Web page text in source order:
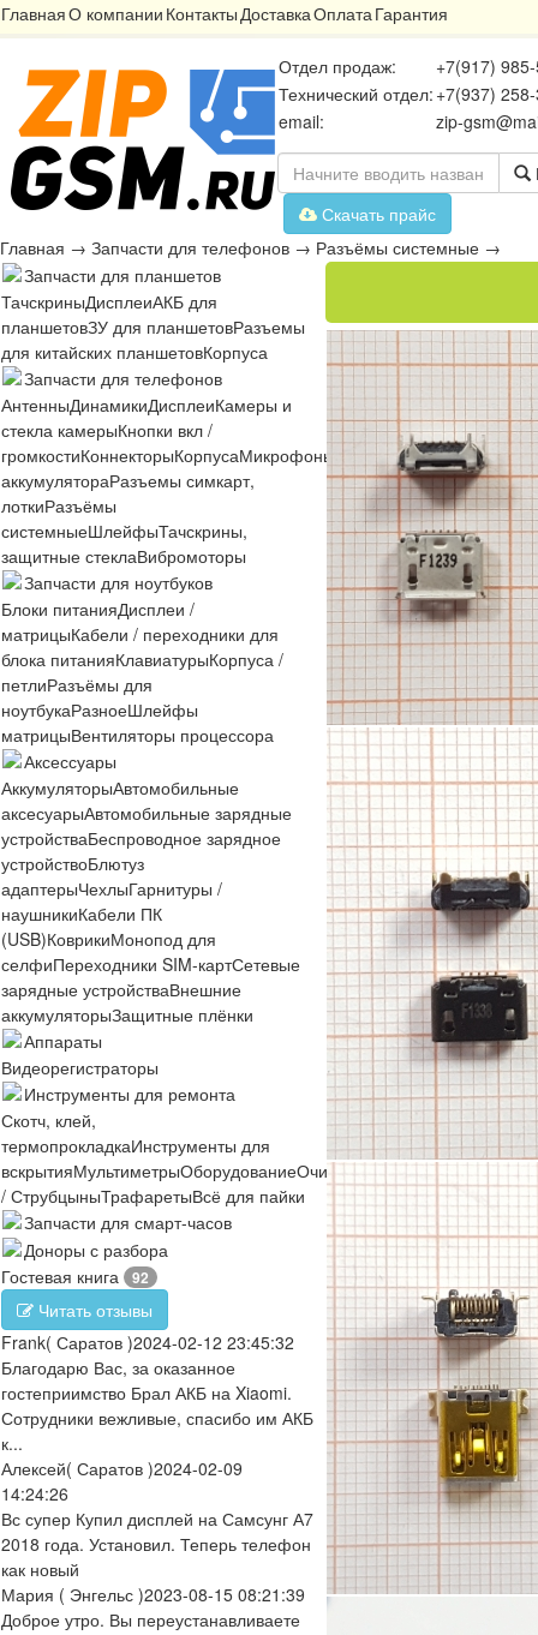
ГлавнаяО компании КонтактыДоставкаОплатаГарантия
Отдел продаж:
+7(917)
Технический отдел: +7(937)
email:
zip-
Скачать прайс
Главная → Запчасти для телефонов → Разъёмы системные →
Запчасти для планшетов
ТачскриныДисплеиАКБ для
планшетовЗУ для планшетовРазъемы
для китайских планшетовКорпуса
Запчасти для телефонов
АнтенныДинамикиДисплеиКамеры и
стекла камерыКнопки вкл /
громкостиКоннекторыКорпусаМикрофоны МикросхемыПлаты
аккумулятораРазъемы симкарт,
лоткиРазъёмы
системныеШлейфыТачскрины,
защитные стеклаВибромоторы
Запчасти для ноутбуков
Блоки питанияДисплеи /
матрицыКабели / переходники для
блока питанияКлавиатурыКорпуса /
петлиРазъёмы для
ноутбукаРазноеШлейфы
матрицыВентиляторы процессора
Аксессуары
АккумуляторыАвтомобильные
аксесуарыАвтомобильные зарядные
устройстваБеспроводное зарядное
устройствоБлютуз
адаптерыЧехлыГарнитуры /
наушникиКабели ПК
(USB)КоврикиМонопод для
селфиПереходники SIM-картСетевые
зарядные устройстваВнешние
аккумуляторыЗащитные плёнки
Аппараты
Видеорегистраторы
Инструменты для ремонта
Скотч, клей,
термопрокладкаИнструменты для
вскрытияМультиметрыОборудованиеОчистители Отвертки Пинцеты
/ СтрубцыныТрафаретыВсё для пайки
Запчасти для смарт-часов
Доноры с разбора
Гостевая книга
92
Читать отзывы
Frank( Саратов )2024-02-12 23:45:32
Благодарю Вас, за оказанное
гостеприимство Брал АКБ на Xiaomi.
Сотрудники вежливые, спасибо им АКБ
к...
Алексей( Саратов )2024-02-09
14:24:26
Вс супер Купил дисплей на Самсунг А7
2018 года. Установил. Теперь телефон
как новый
Мария ( Энгельс )2023-08-15 08:21:39
Доброе утро. Вы переустанавливаете